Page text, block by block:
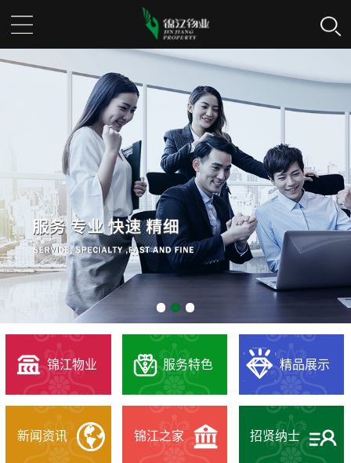
锦江物业 服务特色 精品展示
新闻资讯 锦江之家 招贤纳士